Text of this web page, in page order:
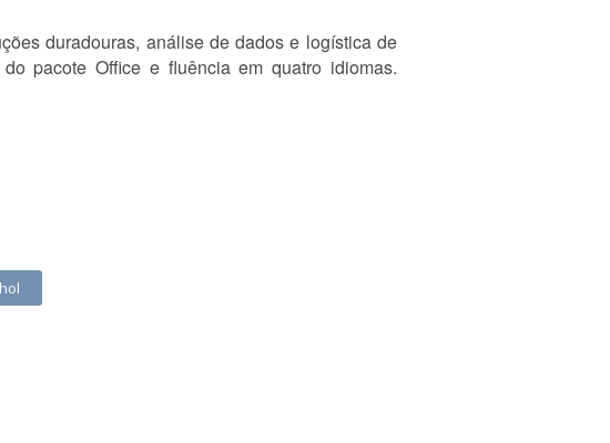
duradouras, análise de dados e logística de
pacote Office e fluência em quatro idiomas.